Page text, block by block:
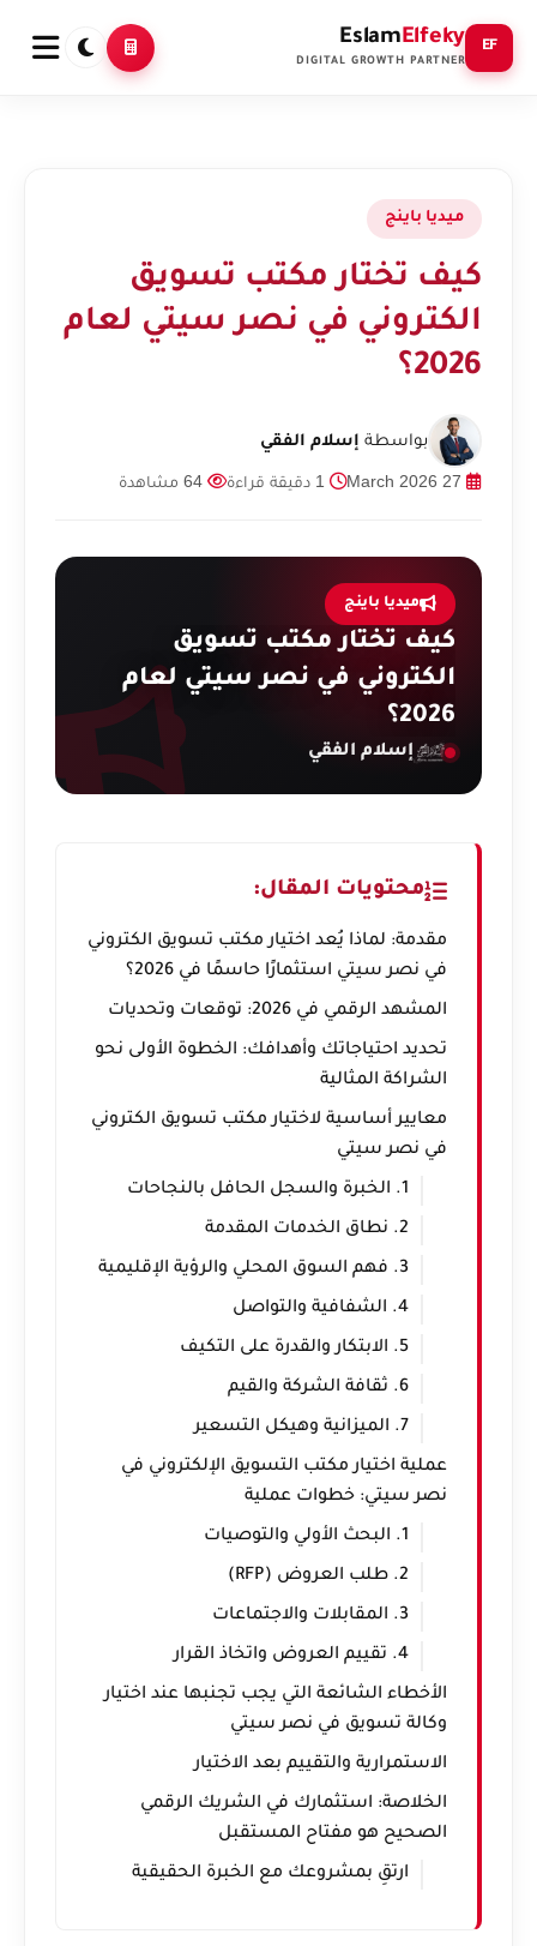
EF
EslamElfeky
DIGITAL GROWTH PARTNER
ميديا باينج
كيف تختار مكتب تسويق
الكتروني في نصر سيتي لعام
2026؟
بواسطة إسلام الفقي
ميديا باينج
كيف تختار مكتب تسويق
الكتروني في نصر سيتي لعام
2026؟
إسلام الفقي
محتويات المقال:
مقدمة: لماذا يُعد اختيار مكتب تسويق الكتروني
في نصر سيتي استثمارًا حاسمًا في 2026؟
المشهد الرقمي في 2026: توقعات وتحديات
تحديد احتياجاتك وأهدافك: الخطوة الأولى نحو
الشراكة المثالية
معايير أساسية لاختيار مكتب تسويق الكتروني
في نصر سيتي
1. الخبرة والسجل الحافل بالنجاحات
2. نطاق الخدمات المقدمة
3. فهم السوق المحلي والرؤية الإقليمية
4. الشفافية والتواصل
5. الابتكار والقدرة على التكيف
6. ثقافة الشركة والقيم
7. الميزانية وهيكل التسعير
عملية اختيار مكتب التسويق الإلكتروني في
نصر سيتي: خطوات عملية
1. البحث الأولي والتوصيات
2. طلب العروض (RFP)
3. المقابلات والاجتماعات
4. تقييم العروض واتخاذ القرار
الأخطاء الشائعة التي يجب تجنبها عند اختيار
وكالة تسويق في نصر سيتي
الاستمرارية والتقييم بعد الاختيار
الخلاصة: استثمارك في الشريك الرقمي
الصحيح هو مفتاح المستقبل
ارتقِ بمشروعك مع الخبرة الحقيقية